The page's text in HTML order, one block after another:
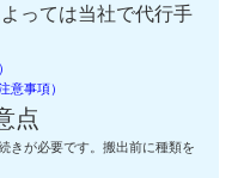
っては当社で代行手
意事項）
点
きが必要です。搬出前に種類を